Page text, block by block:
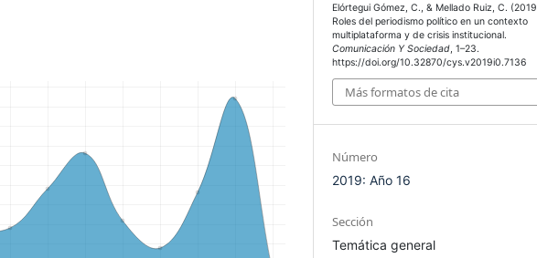
Elórtegui Gómez, C., & Mellado Ruiz, C.
Roles del periodismo político en un contexto
multiplataforma y de crisis institucional.
Comunicación Y Sociedad, 1–23.
https://doi.org/10.32870/cys.v2019i0.7136
Más formatos de cita
Número
2019: Año 16
Sección
Temática general